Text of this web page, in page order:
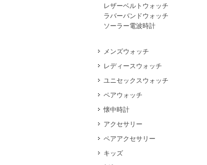
レザーベルトウォッチ
ラバーバンドウォッチ
ソーラー電波時計
メンズウォッチ
レディースウォッチ
ユニセックスウォッチ
ペアウォッチ
懐中時計
アクセサリー
ペアアクセサリー
キッズ